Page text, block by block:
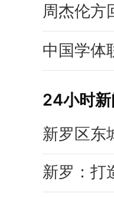
周杰伦方
中国学体
24小时
新罗区东
新罗：打